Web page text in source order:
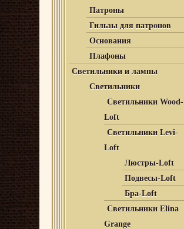
Патроны
Гильзы для патронов
Основания
Плафоны
Светильники и лампы
Светильники
Светильники Wood-
Loft
Светильники Levi-
Loft
Люстры-Loft
Подвесы-Loft
Бра-Loft
Светильники Elina
Grange